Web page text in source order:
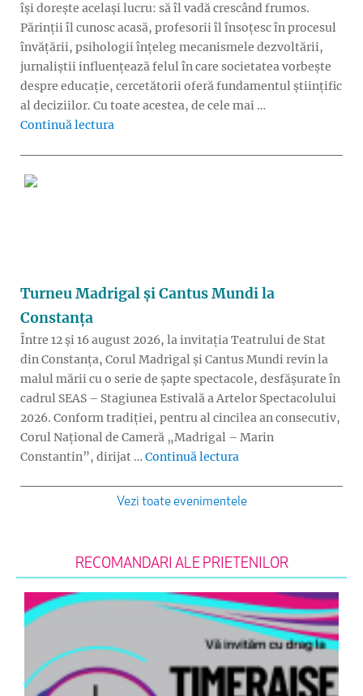
își dorește același lucru: să îl vadă crescând frumos.
Părinții îl cunosc acasă, profesorii îl însoțesc în procesul
învățării, psihologii înțeleg mecanismele dezvoltării,
jurnaliștii influențează felul în care societatea vorbește
despre educație, cercetătorii oferă fundamentul științific
al deciziilor. Cu toate acestea, de cele mai …
Continuă lectura
Turneu Madrigal și Cantus Mundi la
Constanța
Între 12 și 16 august 2026, la invitația Teatrului de Stat
din Constanța, Corul Madrigal și Cantus Mundi revin la
malul mării cu o serie de șapte spectacole, desfășurate în
cadrul SEAS – Stagiunea Estivală a Artelor Spectacolului
2026. Conform tradiției, pentru al cincilea an consecutiv,
Corul Național de Cameră „Madrigal – Marin
Constantin”, dirijat … Continuă lectura
Vezi toate evenimentele
RECOMANDARI ALE PRIETENILOR